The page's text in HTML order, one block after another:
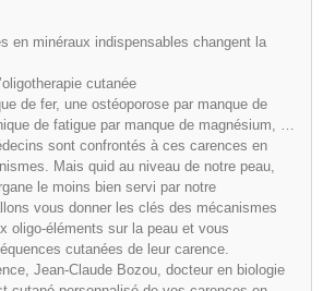
en minéraux indispensables changent la
cutanée
de fer, une ostéoporose par manque de
de fatigue par manque de magnésium, …
sont confrontés à ces carences en
Mais quid au niveau de notre peau,
le moins bien servi par notre
vous donner les clés des mécanismes
oligo-éléments sur la peau et vous
cutanées de leur carence.
Jean-Claude Bozou, docteur en biologie